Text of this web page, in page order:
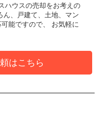
ハウスの売却をお考えの
ん、戸建て、土地、マン
能ですので、 お気軽に
はこちら